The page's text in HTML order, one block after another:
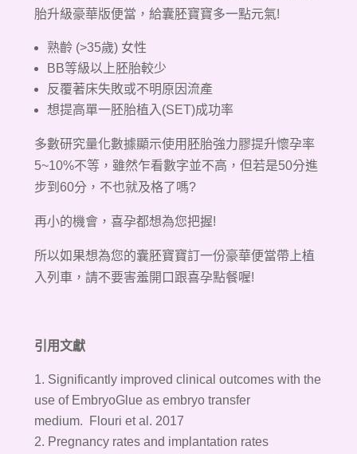
胎升級豪華版便當，給囊胚寶寶多一點元氣!
熟齡 (>35歲) 女性
BB等級以上胚胎較少
反覆著床失敗或不明原因流產
想提高單一胚胎植入(SET)成功率
多數研究量化數據顯示使用胚胎強力膠提升懷孕率
5~10%不等，雖然乍看數字並不高，但若是50分進
步到60分，不也就及格了嗎?
再小的機會，喜孕都想為您把握!
所以如果想為您的囊胚寶寶訂一份豪華便當帶上植
入列車，請不要害羞開口跟喜孕點餐喔!
引用文獻
Significantly improved clinical outcomes with the
use of EmbryoGlue as embryo transfer
medium.
Flouri et al. 2017
Pregnancy rates and implantation rates